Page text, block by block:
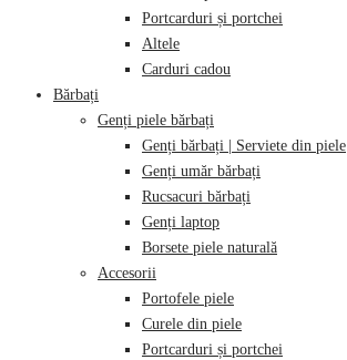
Portcarduri și portchei
Altele
Carduri cadou
Bărbați
Genți piele bărbați
Genți bărbați | Serviete din piele
Genți umăr bărbați
Rucsacuri bărbați
Genți laptop
Borsete piele naturală
Accesorii
Portofele piele
Curele din piele
Portcarduri și portchei